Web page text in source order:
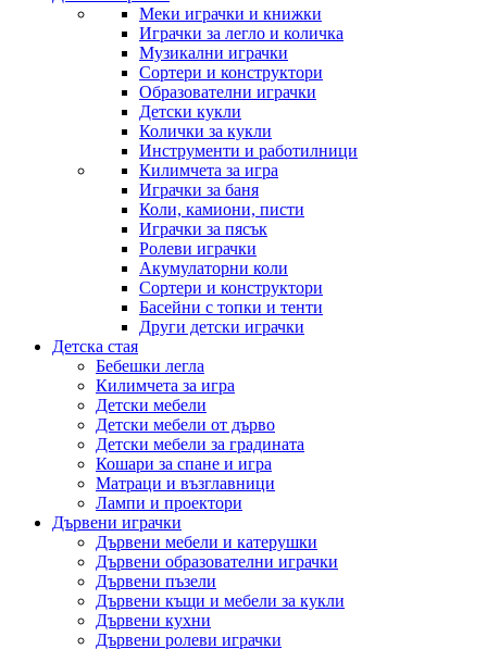
Меки играчки и книжки
Играчки за легло и количка
Музикални играчки
Сортери и конструктори
Образователни играчки
Детски кукли
Колички за кукли
Инструменти и работилници
Килимчета за игра
Играчки за баня
Коли, камиони, писти
Играчки за пясък
Ролеви играчки
Акумулаторни коли
Сортери и конструктори
Басейни с топки и тенти
Други детски играчки
Детска стая
Бебешки легла
Килимчета за игра
Детски мебели
Детски мебели от дърво
Детски мебели за градината
Кошари за спане и игра
Матраци и възглавници
Лампи и проектори
Дървени играчки
Дървени мебели и катерушки
Дървени образователни играчки
Дървени пъзели
Дървени къщи и мебели за кукли
Дървени кухни
Дървени ролеви играчки